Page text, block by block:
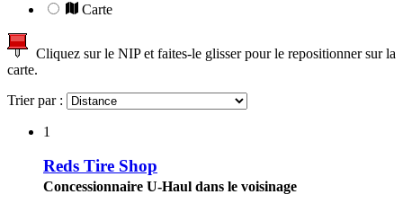
Carte
Cliquez sur le NIP et faites-le glisser pour le repositionner sur la
carte.
Trier par :
1
Reds Tire Shop
Concessionnaire U-Haul dans le voisinage